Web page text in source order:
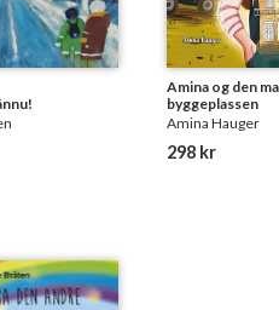
Amina og den
byggeplassen
Amina Hauger
298 kr